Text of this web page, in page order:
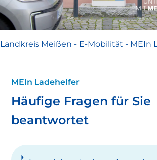
Landkreis Meißen - E-Mobilität - MEIn
Häufige Fragen für Sie
beantwortet
MEIn Ladehelfer